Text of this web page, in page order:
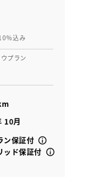
％込み
プラン
10月
ン保証付
ッド保証付